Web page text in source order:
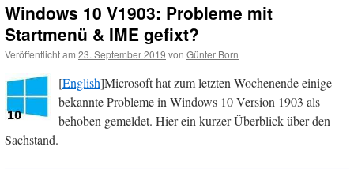
Windows 10 V1903: Probleme mit
Startmenü & IME gefixt?
Veröffentlicht am 23. September 2019 von Günter Born
[English]Microsoft hat zum letzten Wochenende einige
bekannte Probleme in Windows 10 Version 1903 als
behoben gemeldet. Hier ein kurzer Überblick über den
Sachstand.